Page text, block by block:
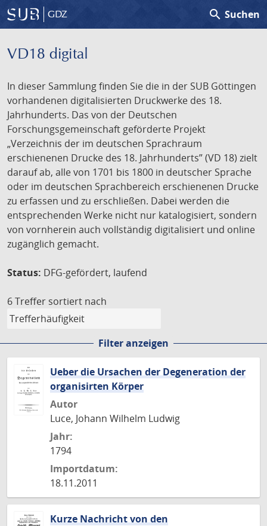
GDZ search Suchen
VD18 digital
In dieser Sammlung finden Sie die in der SUB Göttingen
vorhandenen digitalisierten Druckwerke des 18.
Jahrhunderts. Das von der Deutschen
Forschungsgemeinschaft geförderte Projekt
„Verzeichnis der im deutschen Sprachraum
erschienenen Drucke des 18. Jahrhunderts” (VD 18) zielt
darauf ab, alle von 1701 bis 1800 in deutscher Sprache
oder im deutschen Sprachbereich erschienenen Drucke
zu erfassen und zu erschließen. Dabei werden die
entsprechenden Werke nicht nur katalogisiert, sondern
von vornherein auch vollständig digitalisiert und online
zugänglich gemacht.
Status: DFG-gefördert, laufend
6 Treffer sortiert nach
Filter anzeigen
Ueber die Ursachen der Degeneration der
organisirten Körper
Autor
Luce, Johann Wilhelm Ludwig
Jahr:
1794
Importdatum:
18.11.2011
Kurze Nachricht von den